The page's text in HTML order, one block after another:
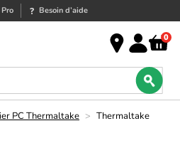
Besoin d’aide
0
PC Thermaltake > Thermaltake